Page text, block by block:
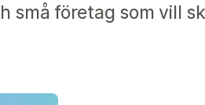
små företag som vill